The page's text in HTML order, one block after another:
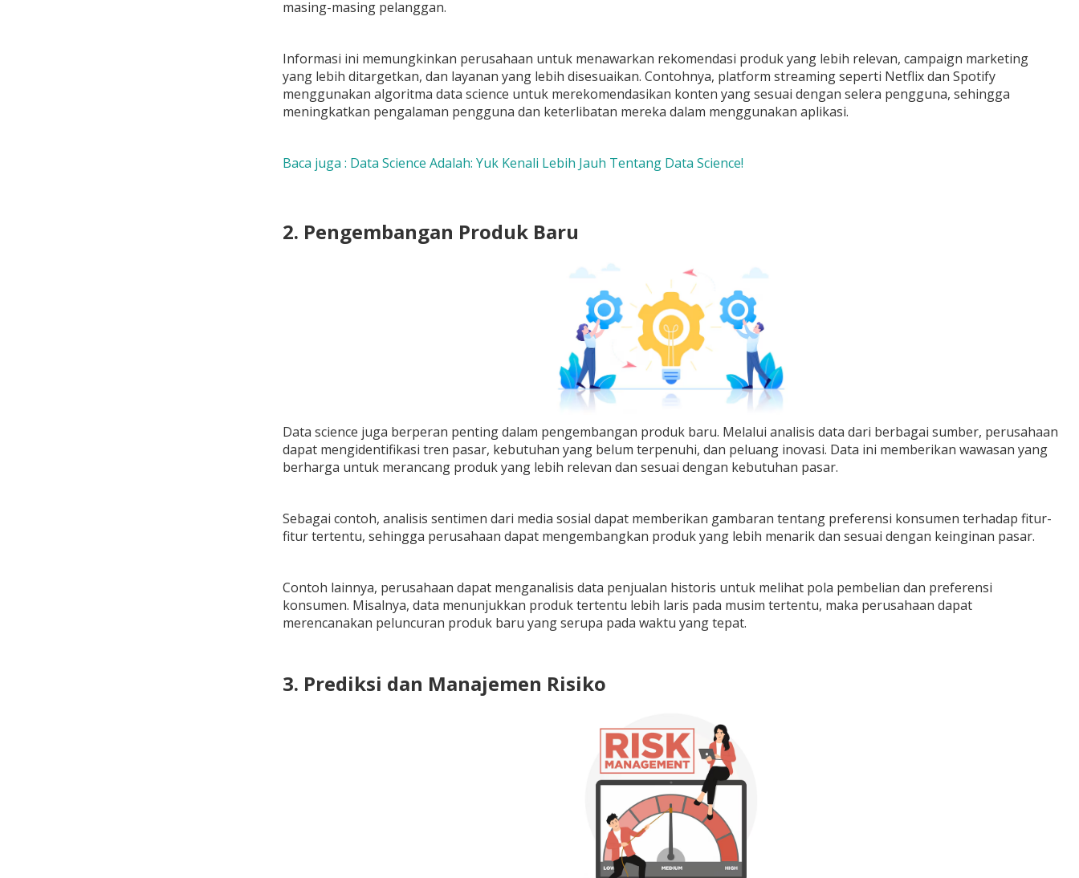
masing-masing pelanggan.
Informasi ini memungkinkan perusahaan untuk menawarkan rekomendasi produk yang lebih relevan, campaign marketing
yang lebih ditargetkan, dan layanan yang lebih disesuaikan. Contohnya, platform streaming seperti Netflix dan Spotify
menggunakan algoritma data science untuk merekomendasikan konten yang sesuai dengan selera pengguna, sehingga
meningkatkan pengalaman pengguna dan keterlibatan mereka dalam menggunakan aplikasi.
Baca juga : Data Science Adalah: Yuk Kenali Lebih Jauh Tentang Data Science!
2. Pengembangan Produk Baru
Data science juga berperan penting dalam pengembangan produk baru. Melalui analisis data dari berbagai sumber, perusahaan
dapat mengidentifikasi tren pasar, kebutuhan yang belum terpenuhi, dan peluang inovasi. Data ini memberikan wawasan yang
berharga untuk merancang produk yang lebih relevan dan sesuai dengan kebutuhan pasar.
Sebagai contoh, analisis sentimen dari media sosial dapat memberikan gambaran tentang preferensi konsumen terhadap fitur-
fitur tertentu, sehingga perusahaan dapat mengembangkan produk yang lebih menarik dan sesuai dengan keinginan pasar.
Contoh lainnya, perusahaan dapat menganalisis data penjualan historis untuk melihat pola pembelian dan preferensi
konsumen. Misalnya, data menunjukkan produk tertentu lebih laris pada musim tertentu, maka perusahaan dapat
merencanakan peluncuran produk baru yang serupa pada waktu yang tepat.
3. Prediksi dan Manajemen Risiko